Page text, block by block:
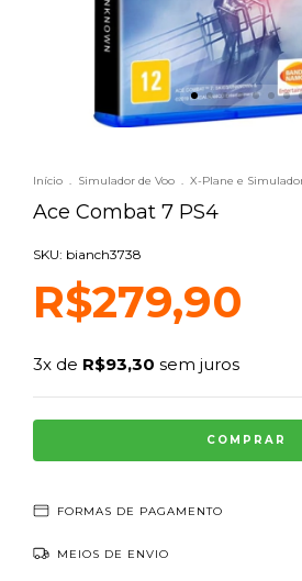
Início . Simulador de Voo . X-Plane e
Ace Combat 7 PS4
SKU: bianch3738
R$279,90
3x de R$93,30 sem juros
FORMAS DE PAGAMENTO
MEIOS DE ENVIO